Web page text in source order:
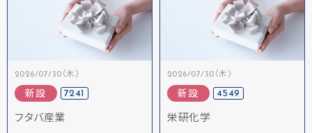
2026/07/30（木）
新設 7241
フタバ産業
2026/07/30（木）
新設 4549
栄研化学